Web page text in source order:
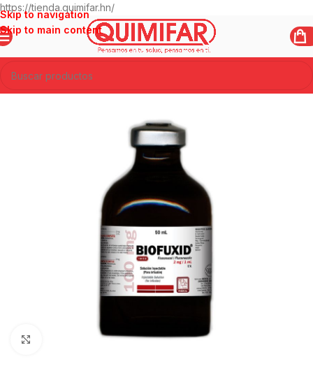
https://tienda.quimifar.hn/
Skip to navigation
Skip to main content
Clic para ampliar